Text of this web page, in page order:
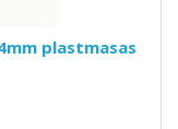
plastmasas